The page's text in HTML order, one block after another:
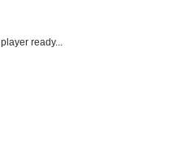
player ready...